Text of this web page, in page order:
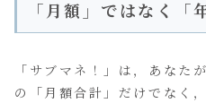
「月額」ではなく「
「サブマネ！」は，あなた
の「月額合計」だけでなく，